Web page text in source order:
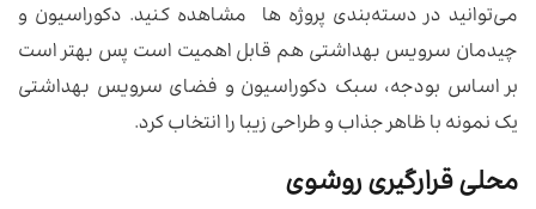
می‌توانید در دسته‌بندی پروژه ها مشاهده کنید. دکوراسیون و
چیدمان سرویس بهداشتی هم قابل اهمیت است پس بهتر است
بر اساس بودجه، سبک دکوراسیون و فضای سرویس بهداشتی
یک نمونه با ظاهر جذاب و طراحی زیبا را انتخاب کرد.
محلی قرارگیری روشوی